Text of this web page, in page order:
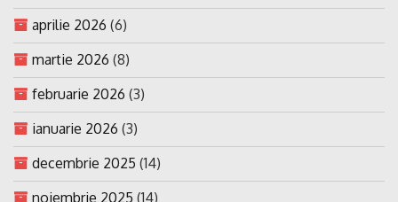
aprilie 2026 (6)
martie 2026 (8)
februarie 2026 (3)
ianuarie 2026 (3)
decembrie 2025 (14)
noiembrie 2025 (14)